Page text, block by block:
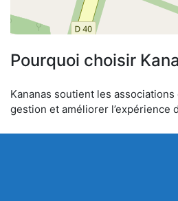
Pourquoi choisir
Kananas soutient les
gestion et améliorer l’expérience